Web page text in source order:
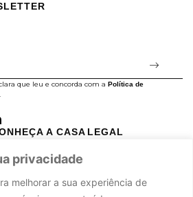
privacidade
melhorar a sua experiência de
que leu e concorda com a Política de
A CASA LEGAL
Termos e Condições